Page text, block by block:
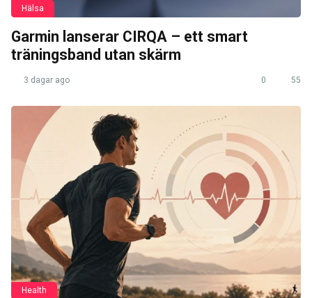
Hälsa
Garmin lanserar CIRQA – ett smart
träningsband utan skärm
3 dagar ago 0 55
Health